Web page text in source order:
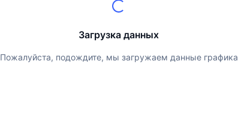
Загрузка данных
Пожалуйста, подождите, мы загружаем данные графика